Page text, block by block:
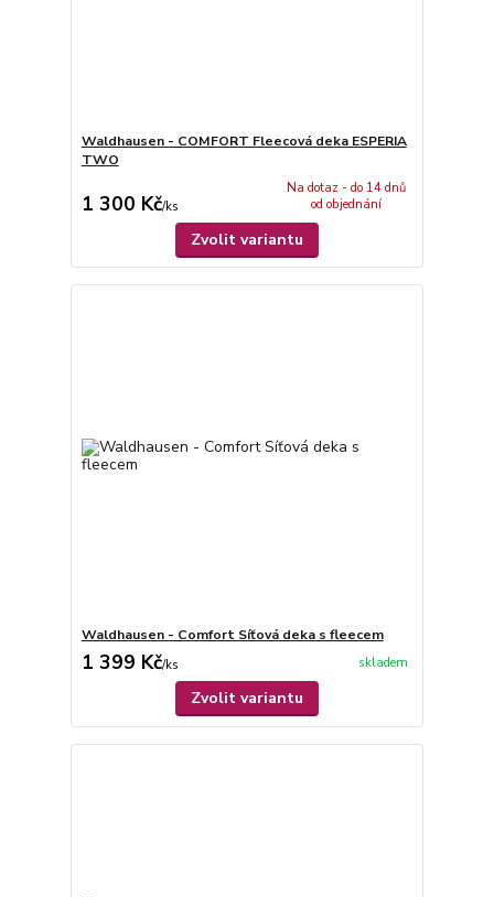
Waldhausen - COMFORT Fleecová deka ESPERIA
TWO
1 300 Kč/ks
Na dotaz - do 14 dnů
od objednání
Zvolit variantu
Waldhausen - Comfort Síťová deka s fleecem
1 399 Kč/ks skladem
Zvolit variantu